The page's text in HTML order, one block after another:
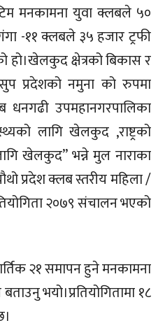
मनकामना युवा क्लबले ५०
-११ क्लबले ३५ हजार ट्रफी
हो।खेलकुद क्षेत्रको बिकास र
प्रदेशको नमुना को रुपमा
उपमहानगरपालिका
लागि खेलकुद ,राष्ट्रको
खेलकुद” भन्ने मुल नाराका
प्रदेश क्लब स्तरीय महिला /
२०७९ संचालन भएको
२१ समापन हुने मनकामना
भयो।प्रतियोगितामा १८